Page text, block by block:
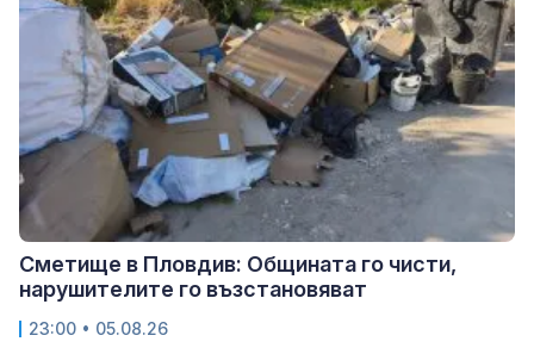
Сметище в Пловдив: Общината го чисти,
нарушителите го възстановяват
23:00 • 05.08.26